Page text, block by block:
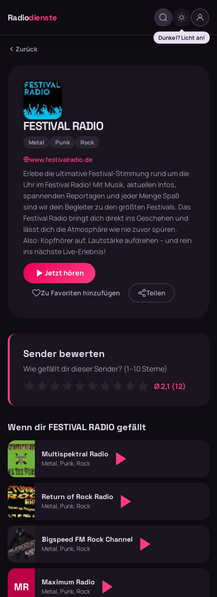
Radiodienste
Dunkel? Licht an!
Zurück
FESTIVAL RADIO
Metal Punk Rock
www.festivalradio.de
Erlebe die ultimative Festival-Stimmung rund um die
Uhr im Festival Radio! Mit Musik, aktuellen Infos,
spannenden Reportagen und jeder Menge Spaß
sind wir dein Begleiter zu den größten Festivals. Das
Festival Radio bringt dich direkt ins Geschehen und
lässt dich die Atmosphäre wie nie zuvor spüren.
Also: Kopfhörer auf, Lautstärke aufdrehen – und rein
ins nächste Live-Erlebnis!
Jetzt hören
Zu Favoriten hinzufügen Teilen
Sender bewerten
Wie gefällt dir dieser Sender? (1–10 Sterne)
Ø 2,1 (12)
Wenn dir FESTIVAL RADIO gefällt
Multispektral Radio
Metal, Punk, Rock
Return of Rock Radio
Metal, Punk, Rock
Bigspeed FM Rock Channel
Metal, Punk, Rock
MR Maximum Radio
Metal, Punk, Rock